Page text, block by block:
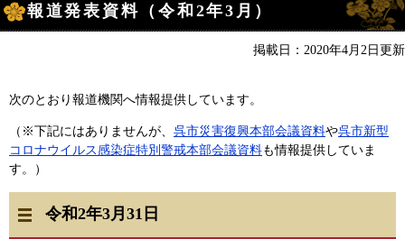
文
報道発表資料（令和2年3月）
掲載日：2020年4月2日更新
次のとおり報道機関へ情報提供しています。
（※下記にはありませんが、 呉市災害復興本部会議資料や呉市新型
コロナウイルス感染症特別警戒本部会議資料も情報提供していま
す。）
令和2年3月31日